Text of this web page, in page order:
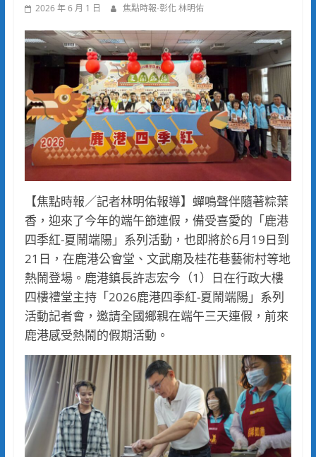
2026 年 6 月 1 日 焦點時報-彰化 林明佑
【焦點時報／記者林明佑報導】蟬鳴聲伴隨著粽葉
香，迎來了今年的端午節連假，備受喜愛的「鹿港
四季紅-夏鬧端陽」系列活動，也即將於6月19日到
21日，在鹿港公會堂、文武廟及桂花巷藝術村等地
熱鬧登場。鹿港鎮長許志宏今（1）日在行政大樓
四樓禮堂主持「2026鹿港四季紅-夏鬧端陽」系列
活動記者會，邀請全國鄉親在端午三天連假，前來
鹿港感受熱鬧的假期活動。